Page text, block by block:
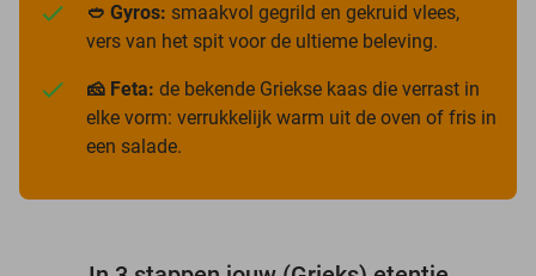
🥙 Gyros: smaakvol gegrild en gekruid vlees,
vers van het spit voor de ultieme beleving.
🧀 Feta: de bekende Griekse kaas die verrast in
elke vorm: verrukkelijk warm uit de oven of fris in
een salade.